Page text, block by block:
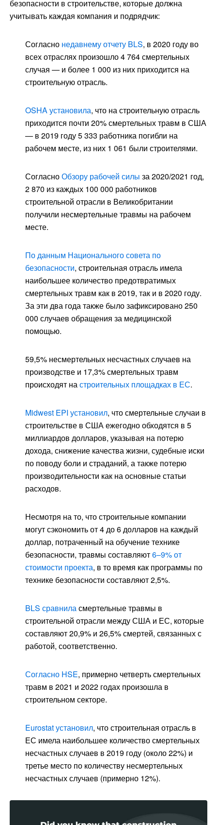
безопасности в строительстве, которые должна
учитывать каждая компания и подрядчик:
Согласно недавнему отчету BLS, в 2020 году во
всех отраслях произошло 4 764 смертельных
случая — и более 1 000 из них приходится на
строительную отрасль.
OSHA установила, что на строительную отрасль
приходится почти 20% смертельных травм в США
— в 2019 году 5 333 работника погибли на
рабочем месте, из них 1 061 были строителями.
СогласноОбзору рабочей силы за 2020/2021 год,
2 870 из каждых 100 000 работников
строительной отрасли в Великобритании
получили несмертельные травмы на рабочем
месте.
По данным Национального совета по
безопасности, строительная отрасль имела
наибольшее количество предотвратимых
смертельных травм как в 2019, так и в 2020 году.
За эти два года также было зафиксировано 250
000 случаев обращения за медицинской
помощью.
59,5% несмертельных несчастных случаев на
производстве и 17,3% смертельных травм
происходят настроительных площадках в ЕС.
Midwest EPI установил, что смертельные случаи в
строительстве в США ежегодно обходятся в 5
миллиардов долларов, указывая на потерю
дохода, снижение качества жизни, судебные иски
по поводу боли и страданий, а также потерю
производительности как на основные статьи
расходов.
Несмотря на то, что строительные компании
могут сэкономить от 4 до 6 долларов на каждый
доллар, потраченный на обучение технике
безопасности, травмы составляют6–9% от
стоимости проекта, в то время как программы по
технике безопасности составляют 2,5%.
BLS сравниласмертельные травмы в
строительной отрасли между США и ЕС, которые
составляют 20,9% и 26,5% смертей, связанных с
работой, соответственно.
Согласно HSE, примерно четверть смертельных
травм в 2021 и 2022 годах произошла в
строительном секторе.
Eurostat установил, что строительная отрасль в
ЕС имела наибольшее количество смертельных
несчастных случаев в 2019 году (около 22%) и
третье место по количеству несмертельных
несчастных случаев (примерно 12%).